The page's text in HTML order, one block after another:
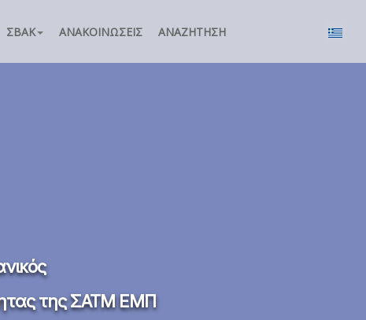
ΣΒΑΚ ΑΝΑΚΟΙΝΏΣΕΙΣ ΑΝΑΖΉΤΗΣΗ
της ΣΑΤΜ ΕΜΠ